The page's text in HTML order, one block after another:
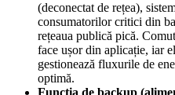
(deconectat de rețea),
consumatorilor critici din
rețeaua publică pică.
face ușor din aplicație, iar
gestionează fluxurile de
optimă.